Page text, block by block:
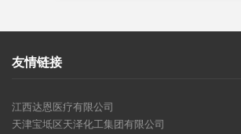
友情链接
江西达恩医疗有限公司
天津宝坻区天泽化工集团有限公司